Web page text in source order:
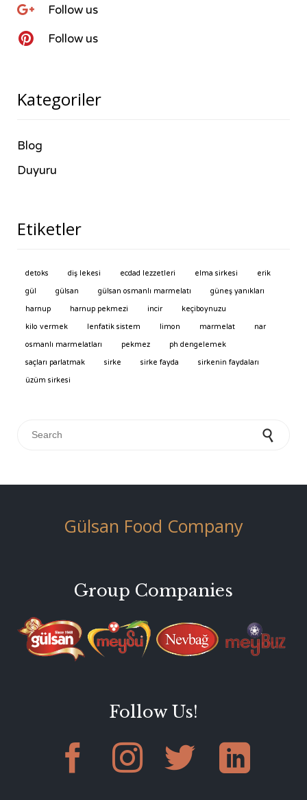
 Follow us
 Follow us
Kategoriler
Blog
Duyuru
Etiketler
detoks diş lekesi ecdad lezzetleri elma sirkesi
erik
gül
gülsan gülsan osmanlı marmelatı
güneş yanıkları
harnup
harnup pekmezi incir
keçiboynuzu
kilo vermek
lenfatik sistem limon marmelat
nar
osmanlı marmelatları
pekmez
ph dengelemek
saçları parlatmak
sirke sirke fayda
sirkenin faydaları
üzüm sirkesi
Gülsan Food Company
Group Companies
Follow Us!
   